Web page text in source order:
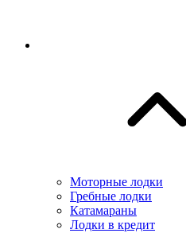
Моторные лодки
Гребные лодки
Катамараны
Лодки в кредит